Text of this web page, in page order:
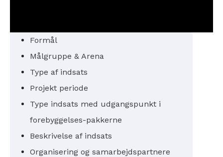
Formål
Målgruppe & Arena
Type af indsats
Projekt periode
Type indsats med udgangspunkt i
forebyggelses-pakkerne
Beskrivelse af indsats
Organisering og samarbejdspartnere